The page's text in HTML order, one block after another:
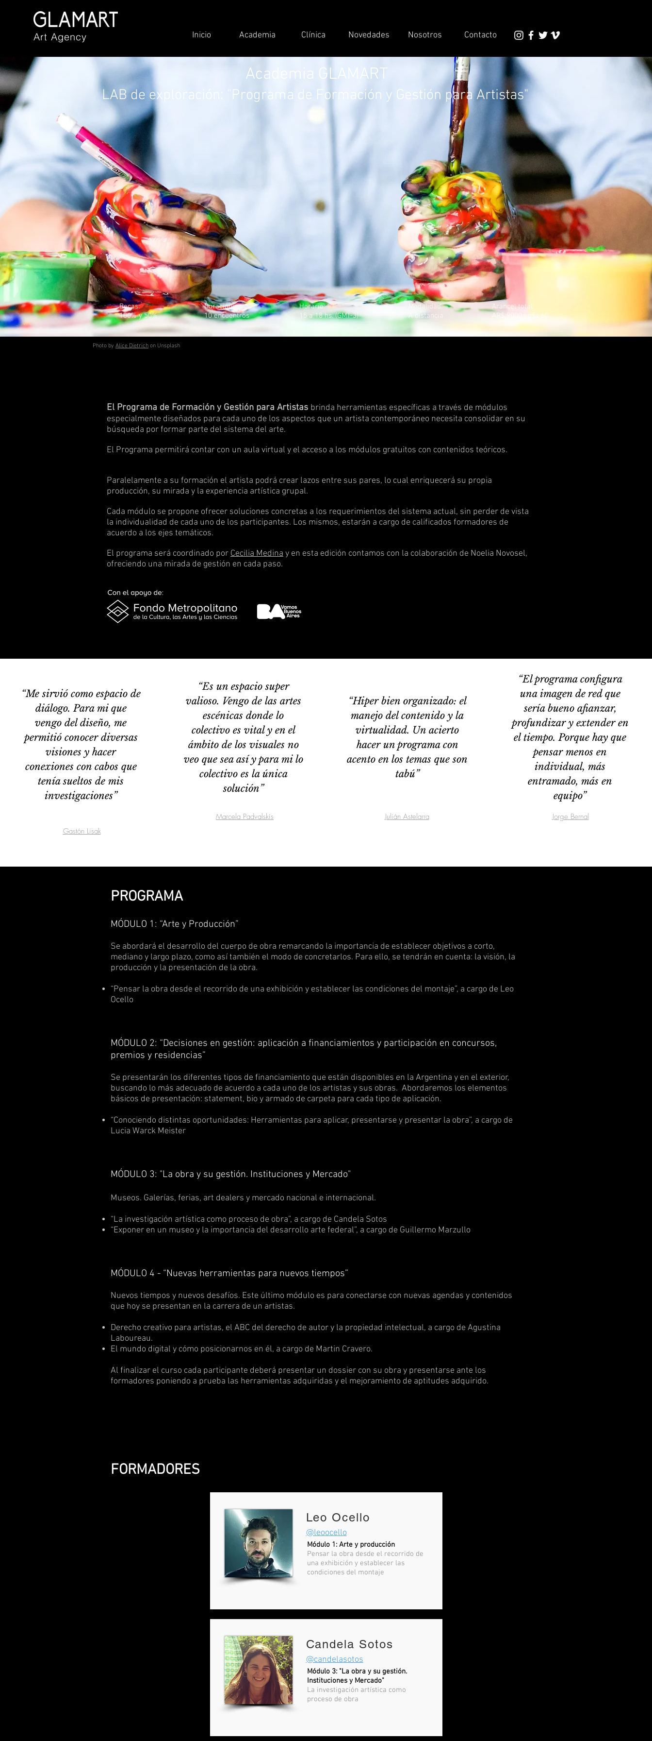
Art Agency Inicio Academia Clínica Novedades Nosotros Contacto
Academia GLAMART
LAB de exploración: "Programa de Formación y Gestión para Artistas"
Becas:
100% y 50%
Duración:
10 encuentros
Horario:
15 a 18 hs. (GMT-3)
Modalidad:
A distancia
Arancel total:
AR$ 9000 | u$s 60
Photo by Alice Dietrich on Unsplash
El Programa de Formación y Gestión para Artistas brinda herramientas específicas a través de módulos
especialmente diseñados para cada uno de los aspectos que un artista contemporáneo necesita consolidar en su
búsqueda por formar parte del sistema del arte.
El Programa permitirá contar con un aula virtual y el acceso a los módulos gratuitos con contenidos teóricos.
Paralelamente a su formación el artista podrá crear lazos entre sus pares, lo cual enriquecerá su propia
producción, su mirada y la experiencia artística grupal.
Cada módulo se propone ofrecer soluciones concretas a los requerimientos del sistema actual, sin perder de vista
la individualidad de cada uno de los participantes. Los mismos, estarán a cargo de calificados formadores de
acuerdo a los ejes temáticos.
El programa será coordinado por Cecilia Medina y en esta edición contamos con la colaboración de Noelia Novosel,
ofreciendo una mirada de gestión en cada paso.
“Me sirvió como espacio de
diálogo. Para mi que
vengo del diseño, me
permitió conocer diversas
visiones y hacer
conexiones con cabos que
tenía sueltos de mis
investigaciones”
Gastón Lisak
“Es un espacio super
valioso. Vengo de las artes
escénicas donde lo
colectivo es vital y en el
ámbito de los visuales no
veo que sea así y para mi lo
colectivo es la única
solución”
Marcela Padvalskis
“Hiper bien organizado: el
manejo del contenido y la
virtualidad. Un acierto
hacer un programa con
acento en los temas que son
tabú”
Julián Astelarra
“El programa configura
una imagen de red que
sería bueno afianzar,
profundizar y extender en
el tiempo. Porque hay que
pensar menos en
individual, más
entramado, más en
equipo”
Jorge Bernal
PROGRAMA
MÓDULO 1: “Arte y Producción”
Se abordará el desarrollo del cuerpo de obra remarcando la importancia de establecer objetivos a corto,
mediano y largo plazo, como así también el modo de concretarlos. Para ello, se tendrán en cuenta: la visión, la
producción y la presentación de la obra.
“Pensar la obra desde el recorrido de una exhibición y establecer las condiciones del montaje”, a cargo de Leo
Ocello
MÓDULO 2: “Decisiones en gestión: aplicación a financiamientos y participación en concursos,
premios y residencias”
Se presentarán los diferentes tipos de financiamiento que están disponibles en la Argentina y en el exterior,
buscando lo más adecuado de acuerdo a cada uno de los artistas y sus obras. Abordaremos los elementos
básicos de presentación: statement, bio y armado de carpeta para cada tipo de aplicación.
“Conociendo distintas oportunidades: Herramientas para aplicar, presentarse y presentar la obra”, a cargo de
Lucia Warck Meister
MÓDULO 3: "La obra y su gestión. Instituciones y Mercado"
​Museos. Galerías, ferias, art dealers y mercado nacional e internacional.
“La investigación artística como proceso de obra”, a cargo de Candela Sotos
“Exponer en un museo y la importancia del desarrollo arte federal”, a cargo de Guillermo Marzullo
MÓDULO 4 - “Nuevas herramientas para nuevos tiempos”
Nuevos tiempos y nuevos desafíos. Este último módulo es para conectarse con nuevas agendas y contenidos
que hoy se presentan en la carrera de un artistas.
Derecho creativo para artistas, el ABC del derecho de autor y la propiedad intelectual, a cargo de Agustina
Laboureau.
El mundo digital y cómo posicionarnos en él, a cargo de Martin Cravero.
Al finalizar el curso cada participante deberá presentar un dossier con su obra y presentarse ante los
formadores poniendo a prueba las herramientas adquiridas y el mejoramiento de aptitudes adquirido.
FORMADORES
Leo Ocello
@leoocello
Módulo 1: Arte y producción
Pensar la obra desde el recorrido de
una exhibición y establecer las
condiciones del montaje
Candela Sotos
@candelasotos
Módulo 3: "La obra y su gestión.
Instituciones y Mercado"
La investigación artística como
proceso de obra